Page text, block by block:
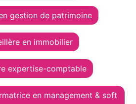
gestion de patrimoine
en immobilier
expertise-comptable
en management & soft